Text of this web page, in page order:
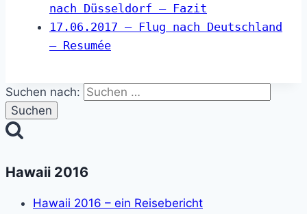
nach Düsseldorf – Fazit
17.06.2017 – Flug nach Deutschland
– Resumée
Suchen nach:
Hawaii 2016
Hawaii 2016 – ein Reisebericht